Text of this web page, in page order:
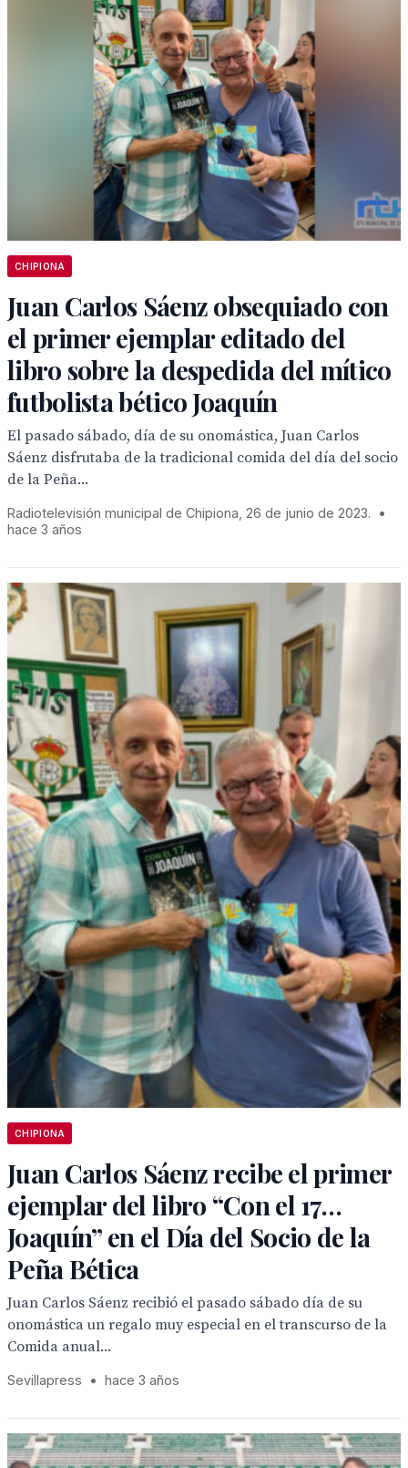
CHIPIONA
Juan Carlos Sáenz obsequiado con
el primer ejemplar editado del
libro sobre la despedida del mítico
futbolista bético Joaquín
El pasado sábado, día de su onomástica, Juan Carlos
Sáenz disfrutaba de la tradicional comida del día del socio
de la Peña...
Radiotelevisión municipal de Chipiona, 26 de junio de 2023.
•
hace 3 años
CHIPIONA
Juan Carlos Sáenz recibe el primer
ejemplar del libro “Con el 17…
Joaquín” en el Día del Socio de la
Peña Bética
Juan Carlos Sáenz recibió el pasado sábado día de su
onomástica un regalo muy especial en el transcurso de la
Comida anual...
Sevillapress • hace 3 años